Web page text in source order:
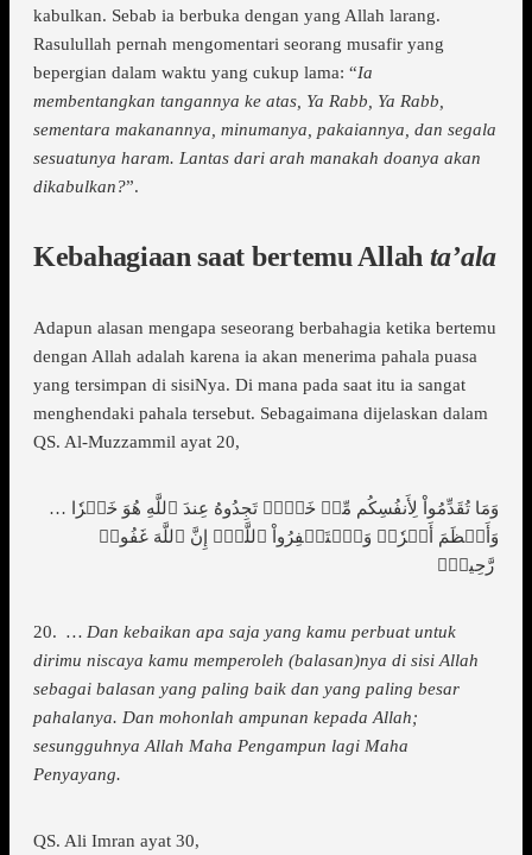
kabulkan. Sebab ia berbuka dengan yang Allah larang.
Rasulullah pernah mengomentari seorang musafir yang
bepergian dalam waktu yang cukup lama: “Ia
membentangkan tangannya ke atas, Ya Rabb, Ya Rabb,
sementara makanannya, minumanya, pakaiannya, dan segala
sesuatunya haram. Lantas dari arah manakah doanya akan
dikabulkan?”.
Kebahagiaan saat bertemu Allah ta’ala
Adapun alasan mengapa seseorang berbahagia ketika bertemu
dengan Allah adalah karena ia akan menerima pahala puasa
yang tersimpan di sisiNya. Di mana pada saat itu ia sangat
menghendaki pahala tersebut. Sebagaimana dijelaskan dalam
QS. Al-Muzzammil ayat 20,
… وَمَا تُقَدِّمُواْ لِأَنفُسِكُم مِّنۡ خَيۡرٖ تَجِدُوهُ عِندَ ٱللَّهِ هُوَ خَيۡرٗا
وَأَعۡظَمَ أَجۡرٗاۚ وَٱسۡتَغۡفِرُواْ ٱللَّهَۖ إِنَّ ٱللَّهَ غَفُورٞ
20. … Dan kebaikan apa saja yang kamu perbuat untuk
dirimu niscaya kamu memperoleh (balasan)nya di sisi Allah
sebagai balasan yang paling baik dan yang paling besar
pahalanya. Dan mohonlah ampunan kepada Allah;
sesungguhnya Allah Maha Pengampun lagi Maha
Penyayang.
QS. Ali Imran ayat 30,